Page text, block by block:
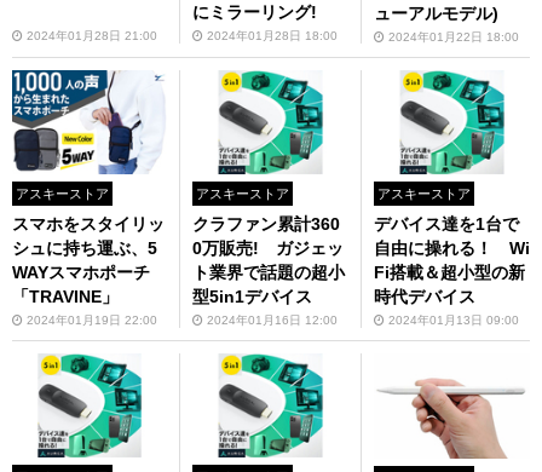
2024年01月28日 21:00
にミラーリング!
2024年01月28日 18:00
ューアルモデル)
2024年01月22日 18:00
アスキーストア
スマホをスタイリッ
シュに持ち運ぶ、5
WAYスマホポーチ
「TRAVINE」
2024年01月19日 22:00
アスキーストア
クラファン累計360
0万販売! ガジェッ
ト業界で話題の超小
型5in1デバイス
2024年01月16日 12:00
アスキーストア
デバイス達を1台で
自由に操れる！ Wi
Fi搭載＆超小型の新
時代デバイス
2024年01月13日 09:00